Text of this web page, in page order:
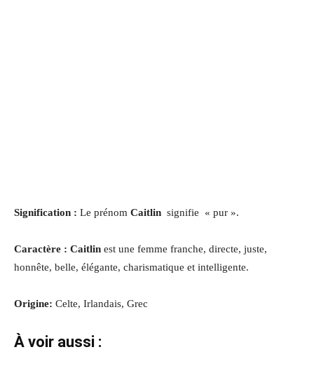
Signification : Le prénom Caitlin signifie « pur ».
Caractère : Caitlin est une femme franche, directe, juste,
honnête, belle, élégante, charismatique et intelligente.
Origine: Celte, Irlandais, Grec
À voir aussi :